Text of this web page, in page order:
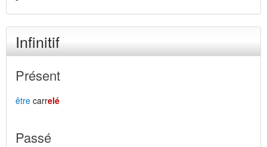
Infinitif
Présent
être carrelé
Passé